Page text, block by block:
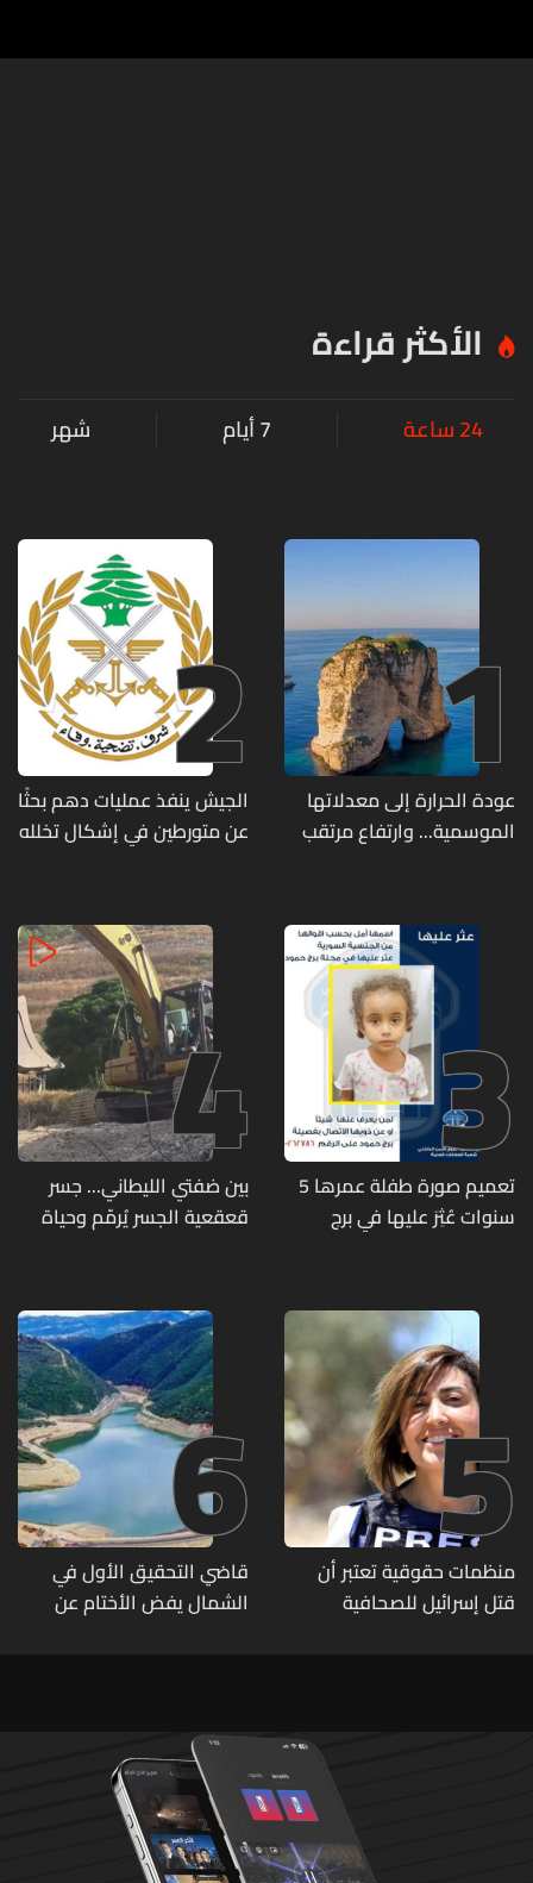
الأكثر قراءة
24 ساعة 7 أيام شهر
1
عودة الحرارة إلى معدلاتها
الموسمية... وارتفاع مرتقب
2
الجيش ينفذ عمليات دهم بحثًا
عن متورطين في إشكال تخلله
مزروعة بالماريجوانا
3
تعميم صورة طفلة عمرها 5
سنوات عُثِرَ عليها في برج
4
بين ضفتي الليطاني... جسر
قعقعية الجسر يُرمّم وحياة
5
منظمات حقوقية تعتبر أن
قتل إسرائيل للصحافية
6
قاضي التحقيق الأول في
الشمال يفض الأختام عن